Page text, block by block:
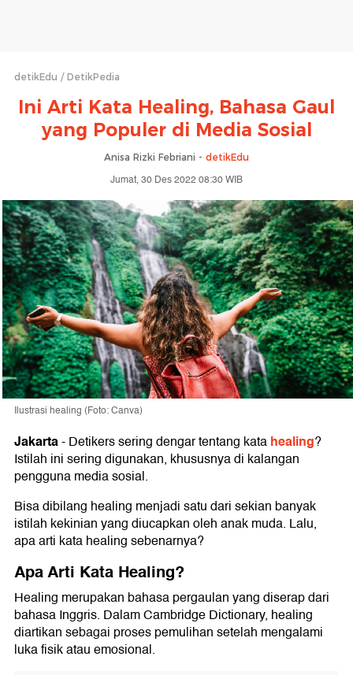
detikEdu DetikPedia
Ini Arti Kata Healing, Bahasa Gaul
yang Populer di Media Sosial
Anisa Rizki Febriani - detikEdu
Jumat, 30 Des 2022 08:30 WIB
Ilustrasi healing (Foto: Canva)
Jakarta-Detikers sering dengar tentang katahealing?
Istilah ini sering digunakan, khususnya di kalangan
pengguna media sosial.
Bisa dibilang healing menjadi satu dari sekian banyak
istilah kekinian yang diucapkan oleh anak muda. Lalu,
apa arti kata healing sebenarnya?
Apa Arti Kata Healing?
Healing merupakan bahasa pergaulan yang diserap dari
bahasa Inggris. Dalam Cambridge Dictionary, healing
diartikan sebagai proses pemulihan setelah mengalami
luka fisik atau emosional.